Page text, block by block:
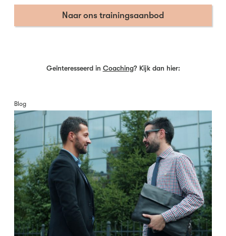
Naar ons trainingsaanbod
Geïnteresseerd in Coaching? Kijk dan hier:
Blog